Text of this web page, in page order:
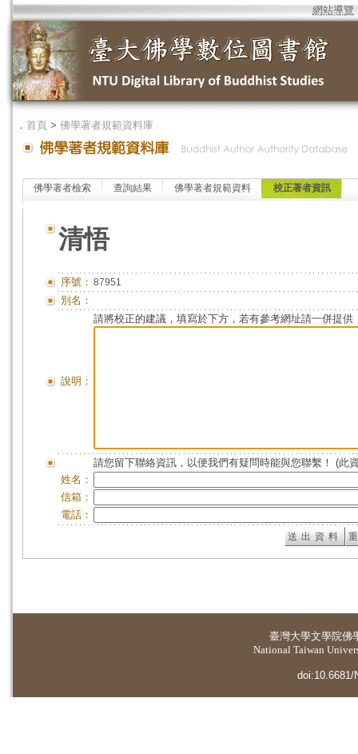
網站導覽
． 首頁 > 佛學著者規範資料庫
佛學著者檢索 查詢結果 佛學著者規範資料 校正著者資訊
清悟
序號： 87951
別名：
說明：
請將校正的建議，填寫於下方，若有參考網址請一併提供
請您留下聯絡資訊，以便我們有疑問時能與您聯繫！ (此
姓名：
信箱：
電話：
臺灣大學文學院佛
National Taiwan
doi:10.6681/